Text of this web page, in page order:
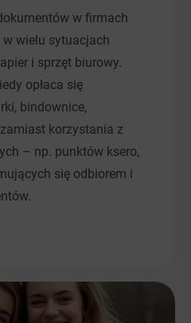
w firmach
w wielu sytuacjach
i sprzęt biurowy.
opłaca się
bindownice,
korzystania z
– np. punktów ksero,
się odbiorem i